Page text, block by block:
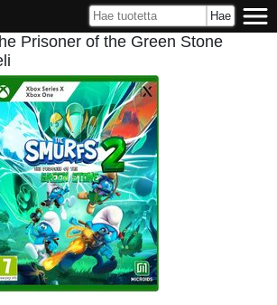
Prisoner of the Green Stone